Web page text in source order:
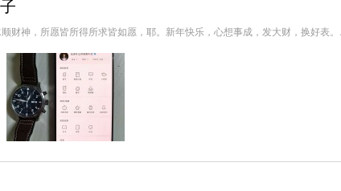
财神，所愿皆所得所求皆如愿，耶。新年快乐，心想事成，发大财，换好表。